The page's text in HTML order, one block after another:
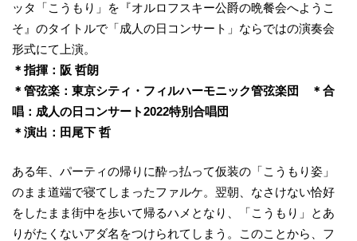
ッタ「こうもり」を『オルロフスキー公爵の晩餐会へようこ
そ』のタイトルで「成人の日コンサート」ならではの演奏会
形式にて上演。
＊指揮：阪 哲朗
＊管弦楽：東京シティ・フィルハーモニック管弦楽団 ＊合
唱：成人の日コンサート2022特別合唱団
＊演出：田尾下 哲
ある年、パーティの帰りに酔っ払って仮装の「こうもり姿」
のまま道端で寝てしまったファルケ。翌朝、なさけない恰好
をしたまま街中を歩いて帰るハメとなり、「こうもり」とあ
りがたくないアダ名をつけられてしまう。このことから、フ